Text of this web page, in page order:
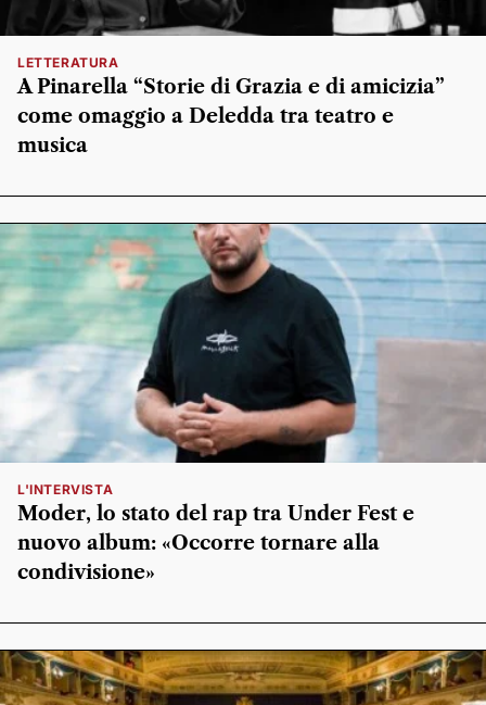
LETTERATURA
A Pinarella “Storie di Grazia e di amicizia”
come omaggio a Deledda tra teatro e
musica
L'INTERVISTA
Moder, lo stato del rap tra Under Fest e
nuovo album: «Occorre tornare alla
condivisione»